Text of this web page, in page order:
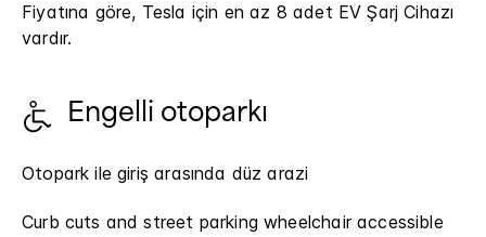
Fiyatına göre, Tesla için en az 8 adet EV Şarj Cihazı
vardır.
Engelli otoparkı
Otopark ile giriş arasında düz arazi
Curb cuts and street parking wheelchair accessible